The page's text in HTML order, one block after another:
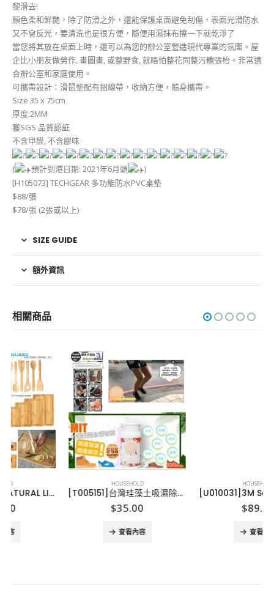
黎滑去!
顏色柔和鮮艷，除了防滑之外，還能保護桌面避免刮傷，表面光滑防水
又不會反光，要清洗也是很方便，隨便用濕抹布擦一下就乾淨了
當您將其放在桌面上時，還可以為您的辦公室營造現代專業的氛圍。屋
企比小朋友做勞作, 畫圖畫, 或整野食, 就唔怕整花同整污糟張枱。非常適
合辦公室和家庭使用。
可攜帶設計：滑鼠墊配有捆線帶，收納方便，隨身攜帶。
Size 35 x 75cm
厚度:2MM
獲SGS 品質認証
不含甲醛, 不含膠味
( 預計到港日期: 2021年6月頭
)
[H105073] TECHGEAR 多功能防水PVC桌墊
$88/張
$78/張 (2張或以上)
SIZE GUIDE
額外資訊
相關商品
[T005151]台灣珪藻土吸濕除臭萬用粉 [U010031]3M Scotch鉸剪套裝（3支裝）